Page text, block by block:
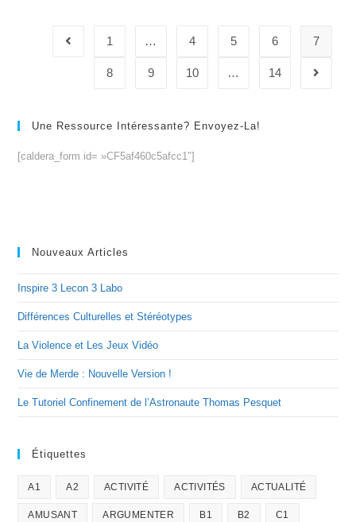
Go to the previous page
1 … 4 5 6 7
8 9 10 … 14 Aller à
Une Ressource Intéressante? Envoyez-La!
[caldera_form id= »CF5af460c5afcc1″]
Nouveaux Articles
Inspire 3 Lecon 3 Labo
Différences Culturelles et Stéréotypes
La Violence et Les Jeux Vidéo
Vie de Merde : Nouvelle Version !
Le Tutoriel Confinement de l’Astronaute Thomas Pesquet
Étiquettes
A1 A2 ACTIVITÉ ACTIVITÉS ACTUALITÉ
AMUSANT ARGUMENTER B1 B2 C1